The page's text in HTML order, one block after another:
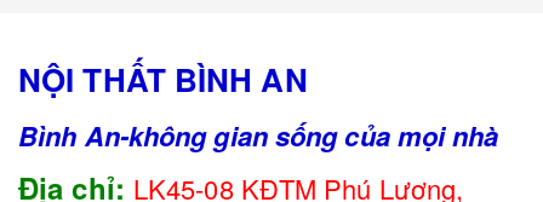
NỘI THẤT BÌNH AN
Bình An-không gian sống của mọi nhà
Địa chỉ: LK45-08 KĐTM Phú Lương,